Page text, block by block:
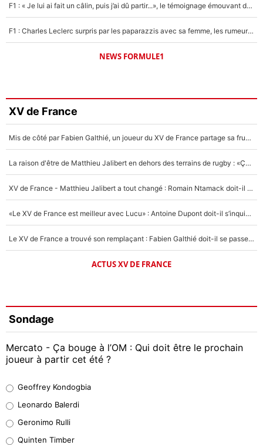
F1 : « Je lui ai fait un câlin, puis j’ai dû partir...», le témoignage émouvant de Max Verstappen sur sa fille
F1 : Charles Leclerc surpris par les paparazzis avec sa femme, les rumeurs étaient vraies !
NEWS FORMULE1
XV de France
Mis de côté par Fabien Galthié, un joueur du XV de France partage sa frustration : «ils ne me l’ont pas dit tout de suite»
La raison d'être de Matthieu Jalibert en dehors des terrains de rugby : «Ça m'atteint autant que si tu touches à un membre de ma famille»
XV de France - Matthieu Jalibert a tout changé : Romain Ntamack doit-il s’inquiéter pour sa place à un an de la Coupe du monde ?
«Le XV de France est meilleur avec Lucu» : Antoine Dupont doit-il s’inquiéter pour sa place ?
Le XV de France a trouvé son remplaçant : Fabien Galthié doit-il se passer d'Antoine Dupont ?
ACTUS XV DE FRANCE
Sondage
Mercato - Ça bouge à l’OM : Qui doit être le prochain
joueur à partir cet été ?
38%
32%
Geoffrey Kondogbia
Leonardo Balerdi
Geronimo Rulli
Quinten Timber